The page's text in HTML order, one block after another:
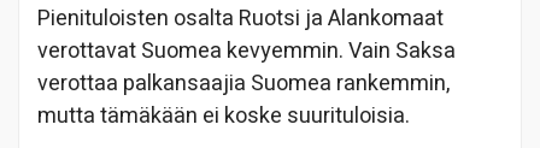
Pienituloisten osalta Ruotsi ja Alankomaat
verottavat Suomea kevyemmin. Vain Saksa
verottaa palkansaajia Suomea rankemmin,
mutta tämäkään ei koske suurituloisia.